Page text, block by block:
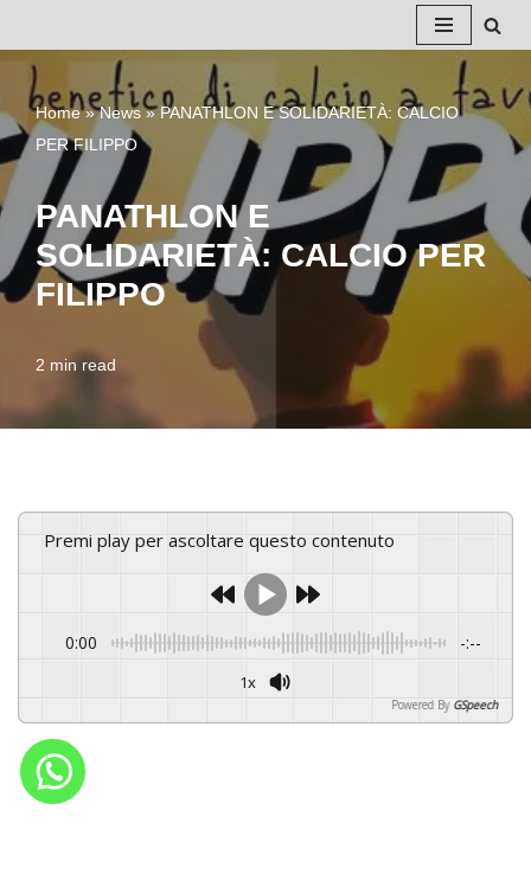
Vai
al
contenuto
Home»News»PANATHLON E SOLIDARIETÀ: CALCIO
PER FILIPPO
PANATHLON E
SOLIDARIETÀ: CALCIO PER
FILIPPO
2 min read
Premi play per ascoltare questo contenuto
0:00 -:--
1x
Powered By GSpeech